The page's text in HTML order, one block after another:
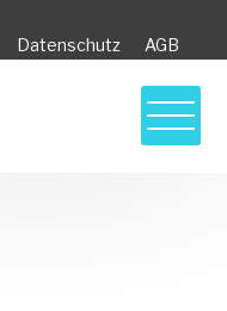
Datenschutz AGB
im Jahr 2020